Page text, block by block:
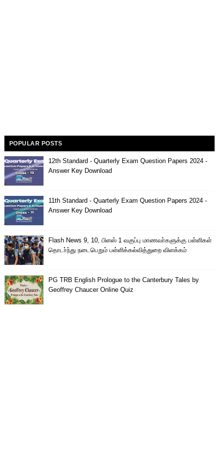
POPULAR POSTS
12th Standard - Quarterly Exam Question Papers 2024 -
Answer Key Download
11th Standard - Quarterly Exam Question Papers 2024 -
Answer Key Download
Flash News 9, 10, பிளஸ் 1 வகுப்பு மாணவா்களுக்கு பள்ளிகள்
தொடா்ந்து நடைபெறும் பள்ளிக்கல்வித்துறை விளக்கம்
PG TRB English Prologue to the Canterbury Tales by
Geoffrey Chaucer Online Quiz